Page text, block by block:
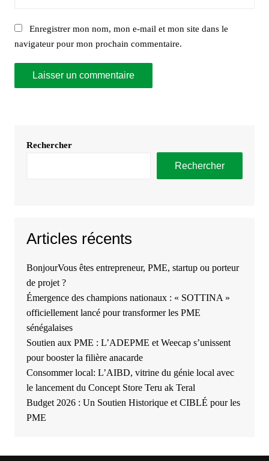
Enregistrer mon nom, mon e-mail et mon site dans le
navigateur pour mon prochain commentaire.
Rechercher
Rechercher
Articles récents
BonjourVous êtes entrepreneur, PME, startup ou porteur
de projet ?
Émergence des champions nationaux : « SOTTINA »
officiellement lancé pour transformer les PME
sénégalaises
Soutien aux PME : L’ADEPME et Weecap s’unissent
pour booster la filière anacarde
Consommer local: L’AIBD, vitrine du génie local avec
le lancement du Concept Store Teru ak Teral
Budget 2026 : Un Soutien Historique et CIBLÉ pour les
PME